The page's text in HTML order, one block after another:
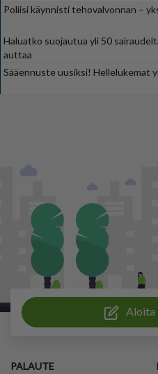
Poliisi käynnisti tehovalvonnan –
Haluatko suojautua yli 50
auttaa
Sääennuste uusiksi! Hellelukemat
Aloita
PALAUTE